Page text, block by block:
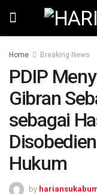
Home Breaking News
PDIP
Gibran
sebagai
Hukum
by